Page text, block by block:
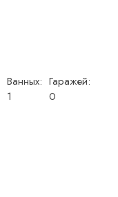
Ванных:
1
Гаражей:
0